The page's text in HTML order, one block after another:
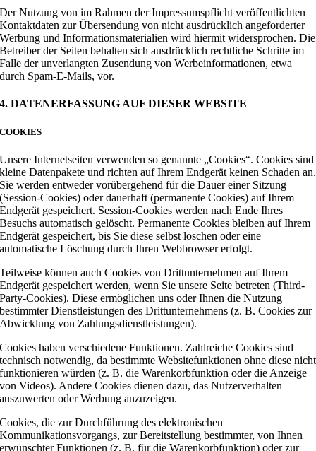
Der Nutzung von im Rahmen der Impressumspflicht veröffentlichten
Kontaktdaten zur Übersendung von nicht ausdrücklich angeforderter
Werbung und Informationsmaterialien wird hiermit widersprochen. Die
Betreiber der Seiten behalten sich ausdrücklich rechtliche Schritte im
Falle der unverlangten Zusendung von Werbeinformationen, etwa
durch Spam-E-Mails, vor.
4. DATENERFASSUNG AUF DIESER WEBSITE
COOKIES
Unsere Internetseiten verwenden so genannte „Cookies“. Cookies sind
kleine Datenpakete und richten auf Ihrem Endgerät keinen Schaden an.
Sie werden entweder vorübergehend für die Dauer einer Sitzung
(Session-Cookies) oder dauerhaft (permanente Cookies) auf Ihrem
Endgerät gespeichert. Session-Cookies werden nach Ende Ihres
Besuchs automatisch gelöscht. Permanente Cookies bleiben auf Ihrem
Endgerät gespeichert, bis Sie diese selbst löschen oder eine
automatische Löschung durch Ihren Webbrowser erfolgt.
Teilweise können auch Cookies von Drittunternehmen auf Ihrem
Endgerät gespeichert werden, wenn Sie unsere Seite betreten (Third-
Party-Cookies). Diese ermöglichen uns oder Ihnen die Nutzung
bestimmter Dienstleistungen des Drittunternehmens (z. B. Cookies zur
Abwicklung von Zahlungsdienstleistungen).
Cookies haben verschiedene Funktionen. Zahlreiche Cookies sind
technisch notwendig, da bestimmte Websitefunktionen ohne diese nicht
funktionieren würden (z. B. die Warenkorbfunktion oder die Anzeige
von Videos). Andere Cookies dienen dazu, das Nutzerverhalten
auszuwerten oder Werbung anzuzeigen.
Cookies, die zur Durchführung des elektronischen
Kommunikationsvorgangs, zur Bereitstellung bestimmter, von Ihnen
erwünschter Funktionen (z. B. für die Warenkorbfunktion) oder zur